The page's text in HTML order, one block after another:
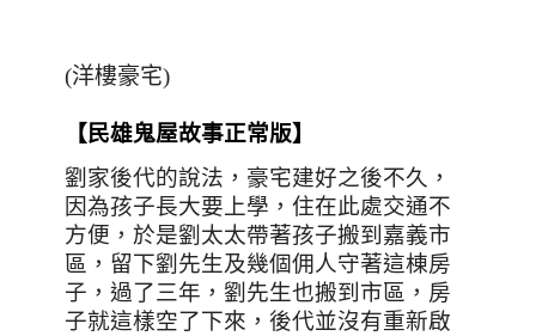
(洋樓豪宅)
【民雄鬼屋故事正常版】
劉家後代的說法，豪宅建好之後不久，
因為孩子長大要上學，住在此處交通不
方便，於是劉太太帶著孩子搬到嘉義市
區，留下劉先生及幾個佣人守著這棟房
子，過了三年，劉先生也搬到市區，房
子就這樣空了下來，後代並沒有重新啟